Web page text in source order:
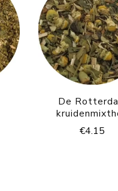
De
€4.15